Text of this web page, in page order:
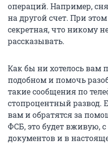
операций. Например,
на другой счет. При
секретная, что никому
рассказывать.
Как бы ни хотелось вам
подобном и помочь
такие сообщения по
стопроцентный развод.
вам и обратятся за
ФСБ, это будет вживую,
документов и в